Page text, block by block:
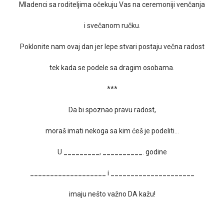
Mladenci sa roditeljima očekuju Vas na ceremoniji venčanja
i svečanom ručku.
Poklonite nam ovaj dan jer lepe stvari postaju večna radost
tek kada se podele sa dragim osobama.
***
Da bi spoznao pravu radost,
moraš imati nekoga sa kim ćeš je podeliti…
U _________, __________. godine
___________________ i _____________________
imaju nešto važno DA kažu!